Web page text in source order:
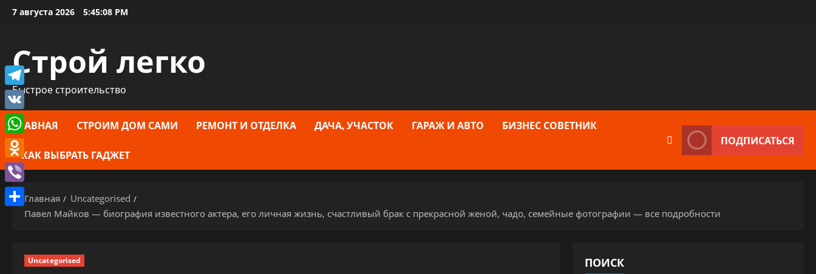
Перейти
7 августа 2026 5:45:09 PM
Строй легко
Быстрое строительство
ГЛАВНАЯ СТРОИМ ДОМ САМИ РЕМОНТ И ОТДЕЛКА ДАЧА, УЧАСТОК ГАРАЖ И АВТО БИЗНЕС СОВЕТНИК
КАК ВЫБРАТЬ ГАДЖЕТ
ПОДПИСАТЬСЯ
Главная
Uncategorised
Павел Майков — биография известного актера, его личная жизнь, счастливый брак с прекрасной женой, чадо, семейные фотографии — все подробности
Uncategorised ПОИСК
Telegram
VK
WhatsApp
Odnoklassniki
Viber
Отправить